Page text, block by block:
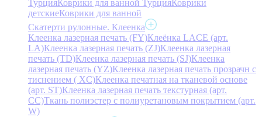
ТурцияКоврики для ванной ТурцияКоврики
детскиеКоврики для ванной
Скатерти рулонные. Клеенка
Клеенка лазерная печать (FY)Клеёнка LACE (арт.
LA)Клеенка лазерная печать (ZJ)Клеенка лазерная
печать (TD)Клеенка лазерная печать (SJ)Клеенка
лазерная печать (YZ)Клеенка лазерная печать прозрачн с
тиснением ( XC)Клеенка печатная на тканевой основе
(арт. ST)Клеенка лазерная печать текстурная (арт.
CC)Ткань полиэстер с полиуретановым покрытием (арт.
W)